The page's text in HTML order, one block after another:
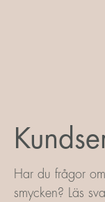
Har du frågor
smycken? Läs